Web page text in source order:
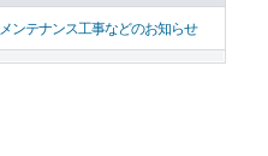
メンテナンス工事などのお知らせ